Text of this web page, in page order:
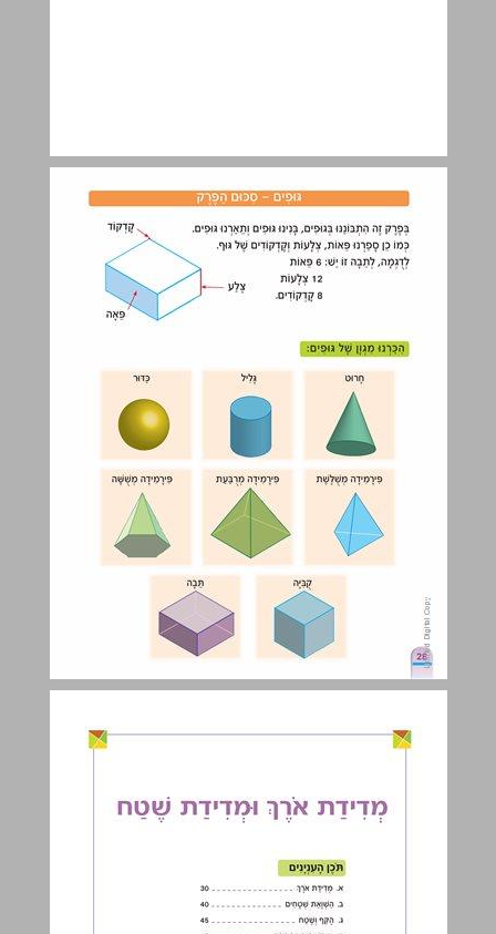
גּוּפִים - סִכּוּם הַפֶּרֶק ... 28
מְדִידַת אֹרֶךְ וּמְדִידַת שֶׁטַח ... 29